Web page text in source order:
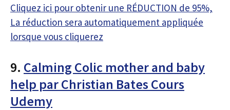
Cliquez ici pour obtenir une RÉDUCTION de 95%,
La réduction sera automatiquement appliquée
lorsque vous cliquerez
9. Calming Colic mother and baby
help par Christian Bates Cours
Udemy